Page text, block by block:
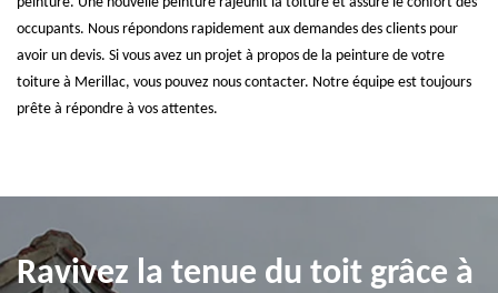
occupants. Nous répondons rapidement aux demandes des clients pour
avoir un devis. Si vous avez un projet à propos de la peinture de votre
toiture à Merillac, vous pouvez nous contacter. Notre équipe est toujours
prête à répondre à vos attentes.
Ravivez la tenue du toit grâce à